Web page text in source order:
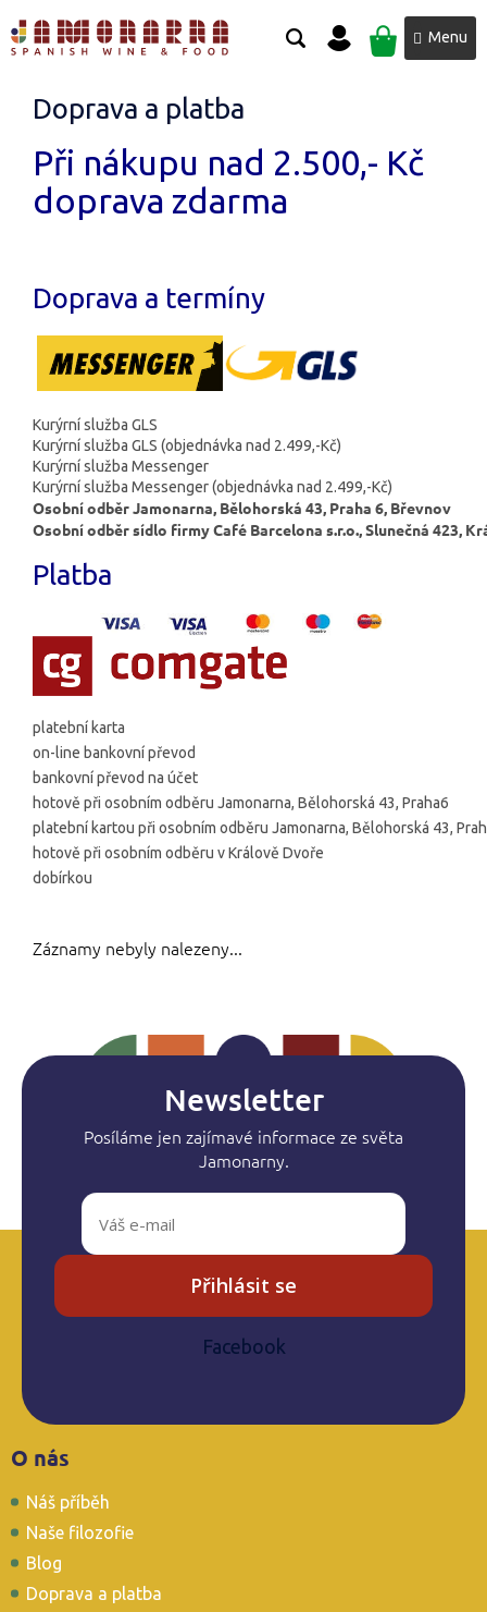
na
obsah
NÁKUPNÍ
KOŠÍK
Doprava a platba
Při nákupu nad 2.500,- Kč
doprava zdarma
Doprava a termíny
Kurýrní služba GLS
Kurýrní služba GLS (objednávka nad 2.499,-Kč)
Kurýrní služba Messenger
Kurýrní služba Messenger (objednávka nad 2.499,-Kč)
Osobní odběr Jamonarna, Bělohorská 43, Praha 6, Břevnov
Osobní odběr sídlo firmy Café Barcelona s.r.o., Slunečná 423,
Platba
platební karta
on-line bankovní převod
bankovní převod na účet
hotově při osobním odběru Jamonarna, Bělohorská 43, Praha6
platební kartou při osobním odběru Jamonarna, Bělohorská 43,
hotově při osobním odběru v Králově Dvoře
dobírkou
Záznamy nebyly nalezeny...
Newsletter
Posíláme jen zajímavé informace ze světa
Jamonarny.
Přihlásit se
Facebook
O nás
Náš příběh
Naše filozofie
Blog
Doprava a platba